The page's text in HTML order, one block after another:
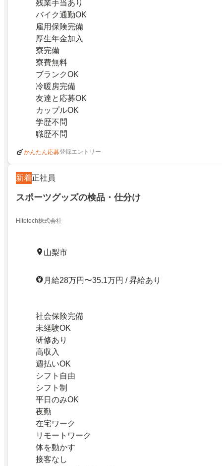
残業手当あり
バイク通勤OK
雇用保険完備
厚生年金加入
寮完備
寮費無料
ブランクOK
冷暖房完備
友達と応募OK
カップルOK
学歴不問
職歴不問
かんたん応募登録エントリー
新着正社員
スポーツグッズの検品・仕分け
Hitotech株式会社
山梨市
月給28万円〜35.1万円 / 昇給あり
社会保険完備
未経験OK
研修あり
高収入
週払いOK
シフト自由
シフト制
平日のみOK
夜勤
在宅ワーク
リモートワーク
体を動かす
接客なし